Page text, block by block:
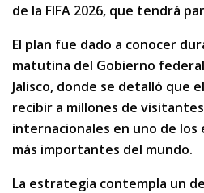
de la FIFA 2026, que tendrá
El plan fue dado a conocer
matutina del Gobierno
Jalisco, donde se detalló que
recibir a millones de
internacionales en uno de
más importantes del mundo.
La estrategia contempla un